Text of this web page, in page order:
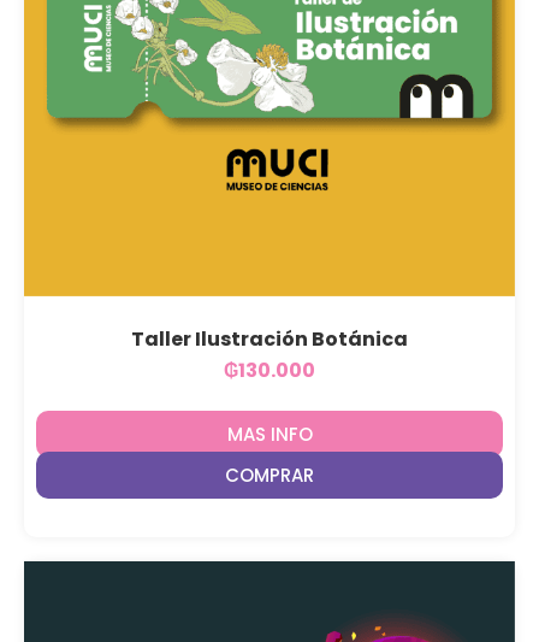
Taller Ilustración Botánica
₲130.000
MAS INFO
COMPRAR